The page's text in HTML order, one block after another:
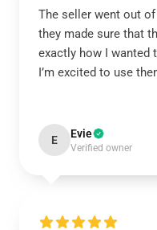
The seller went out
they made sure that
exactly how I wanted
I’m excited to use
E Evie
Verified owner